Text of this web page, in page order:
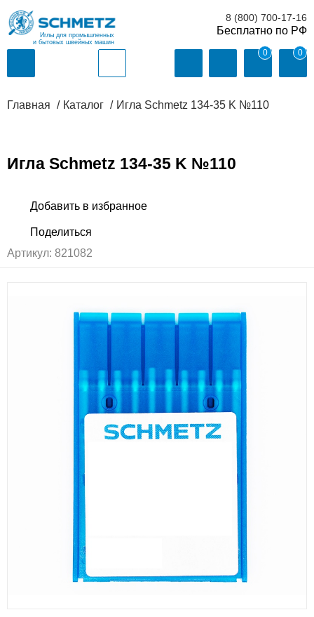
Иглы для промышленных
и бытовых швейных машин
8 (800) 700-17-16
0 0
Главная Каталог Игла Schmetz 134-35 K №110
Игла Schmetz 134-35 K №110
Артикул: 821082